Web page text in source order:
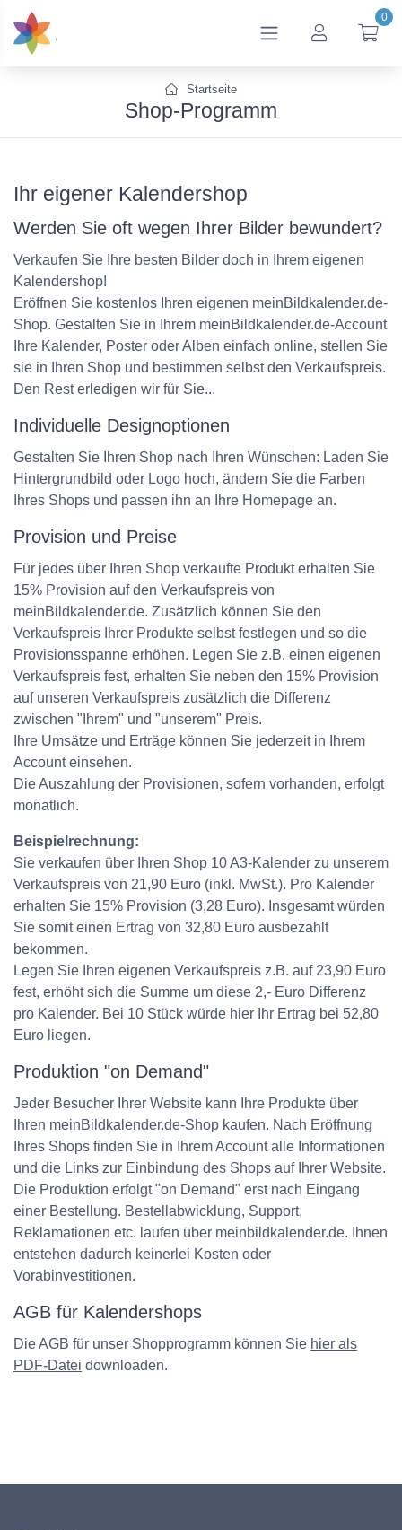
0
Startseite
Shop-Programm
Ihr eigener Kalendershop
Werden Sie oft wegen Ihrer Bilder bewundert?
Verkaufen Sie Ihre besten Bilder doch in Ihrem eigenen
Kalendershop!
Eröffnen Sie kostenlos Ihren eigenen meinBildkalender.de-
Shop. Gestalten Sie in Ihrem meinBildkalender.de-Account
Ihre Kalender, Poster oder Alben einfach online, stellen Sie
sie in Ihren Shop und bestimmen selbst den Verkaufspreis.
Den Rest erledigen wir für Sie...
Individuelle Designoptionen
Gestalten Sie Ihren Shop nach Ihren Wünschen: Laden Sie
Hintergrundbild oder Logo hoch, ändern Sie die Farben
Ihres Shops und passen ihn an Ihre Homepage an.
Provision und Preise
Für jedes über Ihren Shop verkaufte Produkt erhalten Sie
15% Provision auf den Verkaufspreis von
meinBildkalender.de. Zusätzlich können Sie den
Verkaufspreis Ihrer Produkte selbst festlegen und so die
Provisionsspanne erhöhen. Legen Sie z.B. einen eigenen
Verkaufspreis fest, erhalten Sie neben den 15% Provision
auf unseren Verkaufspreis zusätzlich die Differenz
zwischen "Ihrem" und "unserem" Preis.
Ihre Umsätze und Erträge können Sie jederzeit in Ihrem
Account einsehen.
Die Auszahlung der Provisionen, sofern vorhanden, erfolgt
monatlich.
Beispielrechnung:
Sie verkaufen über Ihren Shop 10 A3-Kalender zu unserem
Verkaufspreis von 21,90 Euro (inkl. MwSt.). Pro Kalender
erhalten Sie 15% Provision (3,28 Euro). Insgesamt würden
Sie somit einen Ertrag von 32,80 Euro ausbezahlt
bekommen.
Legen Sie Ihren eigenen Verkaufspreis z.B. auf 23,90 Euro
fest, erhöht sich die Summe um diese 2,- Euro Differenz
pro Kalender. Bei 10 Stück würde hier Ihr Ertrag bei 52,80
Euro liegen.
Produktion "on Demand"
Jeder Besucher Ihrer Website kann Ihre Produkte über
Ihren meinBildkalender.de-Shop kaufen. Nach Eröffnung
Ihres Shops finden Sie in Ihrem Account alle Informationen
und die Links zur Einbindung des Shops auf Ihrer Website.
Die Produktion erfolgt "on Demand" erst nach Eingang
einer Bestellung. Bestellabwicklung, Support,
Reklamationen etc. laufen über meinbildkalender.de. Ihnen
entstehen dadurch keinerlei Kosten oder
Vorabinvestitionen.
AGB für Kalendershops
Die AGB für unser Shopprogramm können Sie hier als
PDF-Datei downloaden.